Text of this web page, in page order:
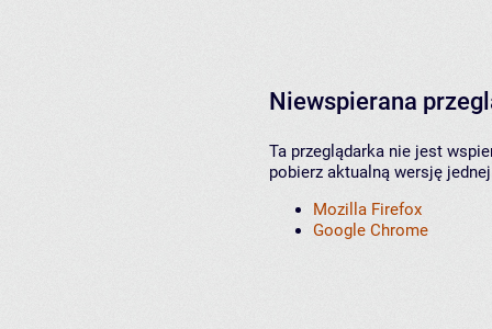
Niewspierana
Ta przeglądarka nie jest
pobierz aktualną wersję
Mozilla Firefox
Google Chrome